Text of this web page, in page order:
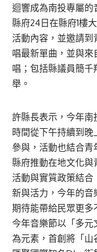
迴響成為南投專屬的
縣府24日在縣府1樓
活動內容，並邀請到
唱最新單曲，並與
唱；包括縣議員簡
舉。
許縣長表示，今年南
時間從下午持續到
參與，活動也結合
縣府推動在地文化
活動與實質政策結合
新與活力，今年的音
期待能帶給民眾更多
今年音樂節以「多元
為元素，首創將「山